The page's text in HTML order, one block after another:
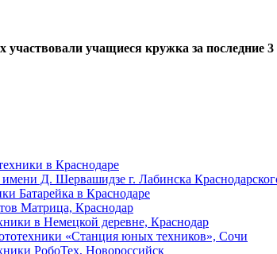
участвовали учащиеся кружка за последние
в Краснодаре
имени Д. Шервашидзе г. Лабинска
Батарейка в Краснодаре
Матрица, Краснодар
в Немецкой деревне, Краснодар
«Станция юных техников», Сочи
РобоТех, Новороссийск